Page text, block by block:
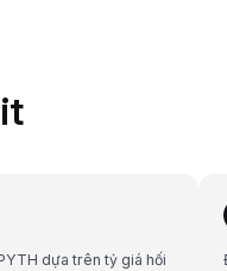
dựa trên tỷ giá hối